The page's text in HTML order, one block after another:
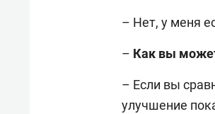
– Нет, у меня
– Как вы
– Если вы
улучшение